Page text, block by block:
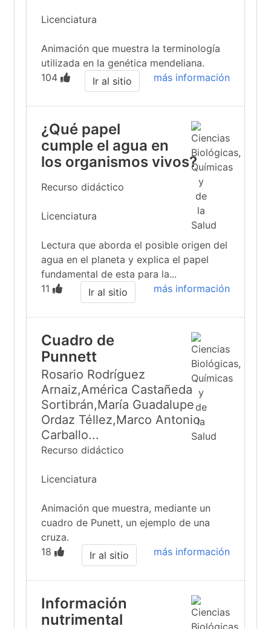
Licenciatura
Animación que muestra la terminología
utilizada en la genética mendeliana.
104
más información
Ir al sitio
¿Qué papel
cumple el agua en
los organismos vivos?
Recurso didáctico
Licenciatura
Lectura que aborda el posible origen del
agua en el planeta y explica el papel
fundamental de esta para la...
11
más información
Ir al sitio
Cuadro de
Punnett
Rosario Rodríguez
Arnaiz,América Castañeda
Sortibrán,María Guadalupe
Ordaz Téllez,Marco Antonio
Carballo...
Recurso didáctico
Licenciatura
Animación que muestra, mediante un
cuadro de Punett, un ejemplo de una
cruza.
18
más información
Ir al sitio
Información
nutrimental